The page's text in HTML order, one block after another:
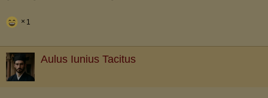
1
Aulus Iunius Tacitus